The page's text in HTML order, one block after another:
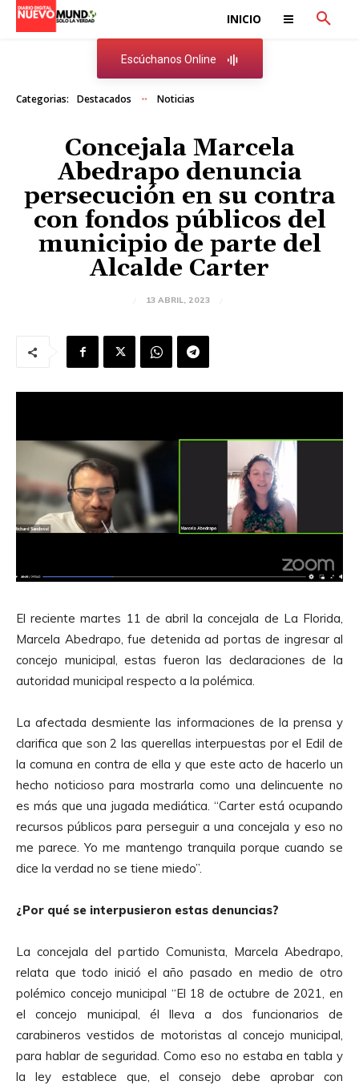
INICIO
Escúchanos Online
Categorias: Destacados Noticias
Concejala Marcela
Abedrapo denuncia
persecución en su contra
con fondos públicos del
municipio de parte del
Alcalde Carter
13 ABRIL, 2023
El reciente martes 11 de abril la concejala de La Florida,
Marcela Abedrapo, fue detenida ad portas de ingresar al
concejo municipal, estas fueron las declaraciones de la
autoridad municipal respecto a la polémica.
La afectada desmiente las informaciones de la prensa y
clarifica que son 2 las querellas interpuestas por el Edil de
la comuna en contra de ella y que este acto de hacerlo un
hecho noticioso para mostrarla como una delincuente no
es más que una jugada mediática. “Carter está ocupando
recursos públicos para perseguir a una concejala y eso no
me parece. Yo me mantengo tranquila porque cuando se
dice la verdad no se tiene miedo”.
¿Por qué se interpusieron estas denuncias?
La concejala del partido Comunista, Marcela Abedrapo,
relata que todo inició el año pasado en medio de otro
polémico concejo municipal “El 18 de octubre de 2021, en
el concejo municipal, él lleva a dos funcionarios de
carabineros vestidos de motoristas al concejo municipal,
para hablar de seguridad. Como eso no estaba en tabla y
la ley establece que, el consejo debe aprobar con